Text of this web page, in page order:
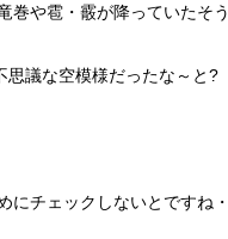
巻や雹・霰が降っていたそう
思議な空模様だったな～と?
にチェックしないとですね